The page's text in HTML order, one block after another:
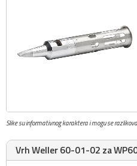
Slike su informativnog karaktera i mogu se
Vrh Weller 60-01-02 za